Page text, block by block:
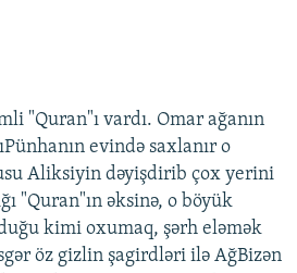
"Quran"ı vardı. Omar ağanın
evində saxlanır o
Aliksiyin dəyişdirib çox yerini
"Quran"ın əksinə, o böyük
kimi oxumaq, şərh eləmək
öz gizlin şagirdləri ilə AğBizən